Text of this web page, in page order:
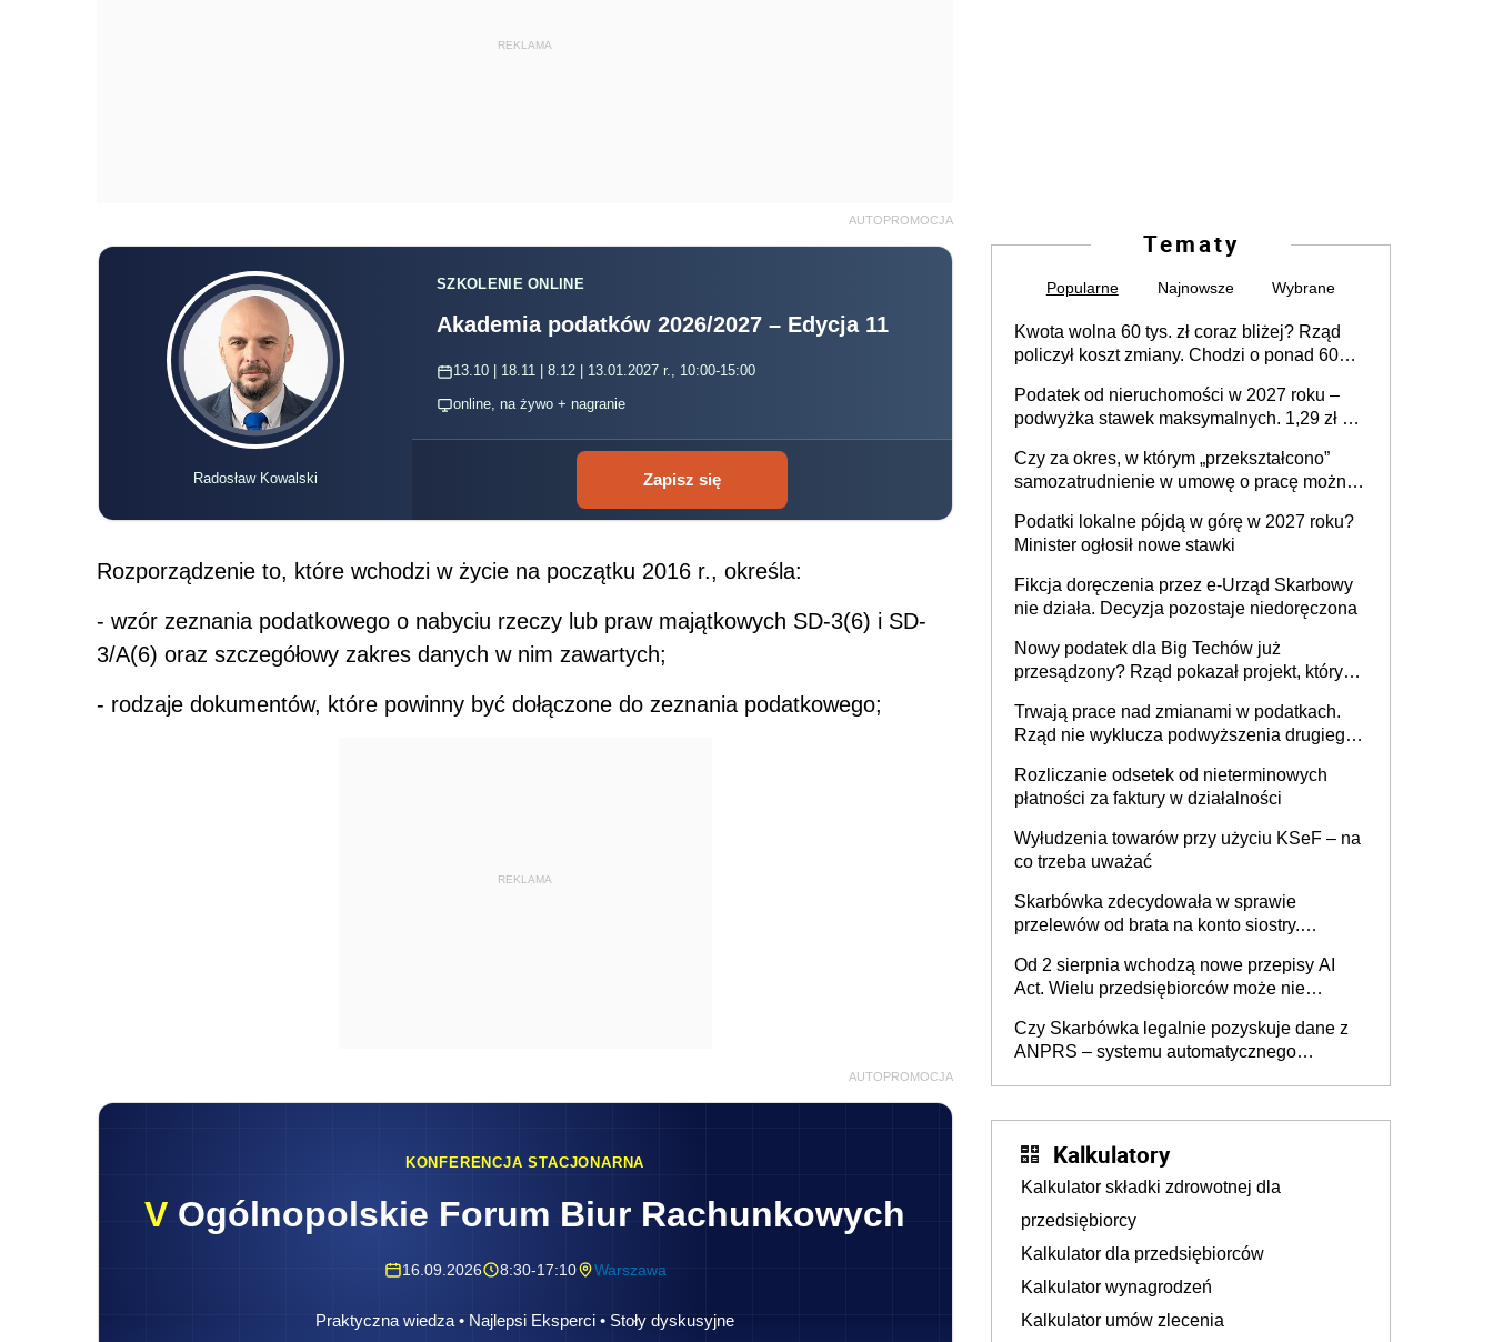
REKLAMA
AUTOPROMOCJA
Radosław Kowalski
SZKOLENIE ONLINE
Akademia podatków 2026/2027 – Edycja 11
13.10 | 18.11 | 8.12 | 13.01.2027 r., 10:00-15:00
online, na żywo + nagranie
Zapisz się
Rozporządzenie to, które wchodzi w życie na początku 2016 r., określa:
- wzór zeznania podatkowego o nabyciu rzeczy lub praw majątkowych SD-3(6) i SD-
3/A(6) oraz szczegółowy zakres danych w nim zawartych;
- rodzaje dokumentów, które powinny być dołączone do zeznania podatkowego;
REKLAMA
AUTOPROMOCJA
KONFERENCJA STACJONARNA
V Ogólnopolskie Forum Biur Rachunkowych
16.09.2026 8:30-17:10 Warszawa
Praktyczna wiedza • Najlepsi Eksperci • Stoły dyskusyjne
Tematy
Popularne Najnowsze Wybrane
Kwota wolna 60 tys. zł coraz bliżej? Rząd
policzył koszt zmiany. Chodzi o ponad 60
Podatek od nieruchomości w 2027 roku –
podwyżka stawek maksymalnych. 1,29 zł za
budynków i lokali związanych z
prowadzeniem działalności gospodarczej
Czy za okres, w którym „przekształcono”
samozatrudnienie w umowę o pracę można
umowy cywilnoprawnej jedynym
racjonalnym wyjściem
Podatki lokalne pójdą w górę w 2027 roku?
Minister ogłosił nowe stawki
Fikcja doręczenia przez e-Urząd Skarbowy
nie działa. Decyzja pozostaje niedoręczona
Nowy podatek dla Big Techów już
przesądzony? Rząd pokazał projekt, który
Trwają prace nad zmianami w podatkach.
Rząd nie wyklucza podwyższenia drugiego
Rozliczanie odsetek od nieterminowych
płatności za faktury w działalności
Wyłudzenia towarów przy użyciu KSeF – na
co trzeba uważać
Skarbówka zdecydowała w sprawie
przelewów od brata na konto siostry.
darowizna, ale podatku jednak nie będzie
Od 2 sierpnia wchodzą nowe przepisy AI
Act. Wielu przedsiębiorców może nie
Czy Skarbówka legalnie pozyskuje dane z
ANPRS – systemu automatycznego
Kalkulatory
Kalkulator składki zdrowotnej dla
przedsiębiorcy
Kalkulator dla przedsiębiorców
Kalkulator wynagrodzeń
Kalkulator umów zlecenia